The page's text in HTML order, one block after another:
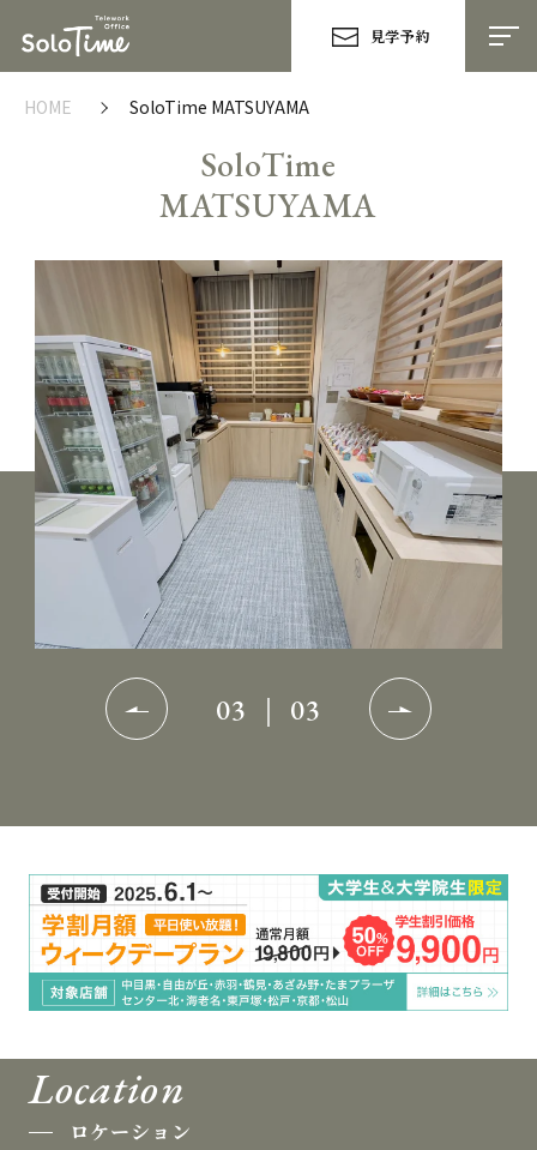
見学予約
HOME SoloTime MATSUYAMA
SoloTime
MATSUYAMA
01 ｜ 03
Location
ロケーション